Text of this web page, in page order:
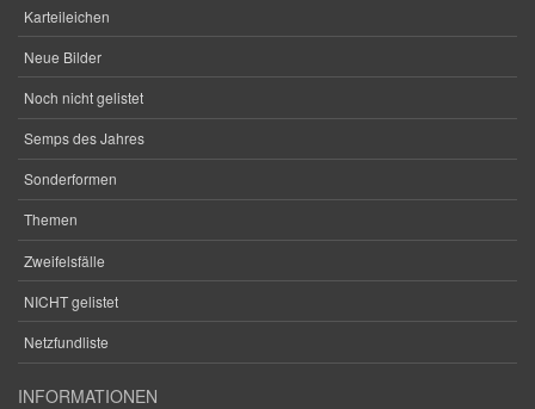
Karteileichen
Neue Bilder
Noch nicht gelistet
Semps des Jahres
Sonderformen
Themen
Zweifelsfälle
NICHT gelistet
Netzfundliste
INFORMATIONEN